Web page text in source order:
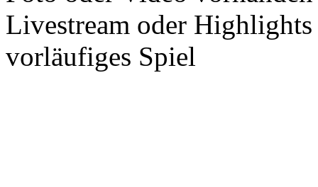
Livestream oder
vorläufiges Spiel